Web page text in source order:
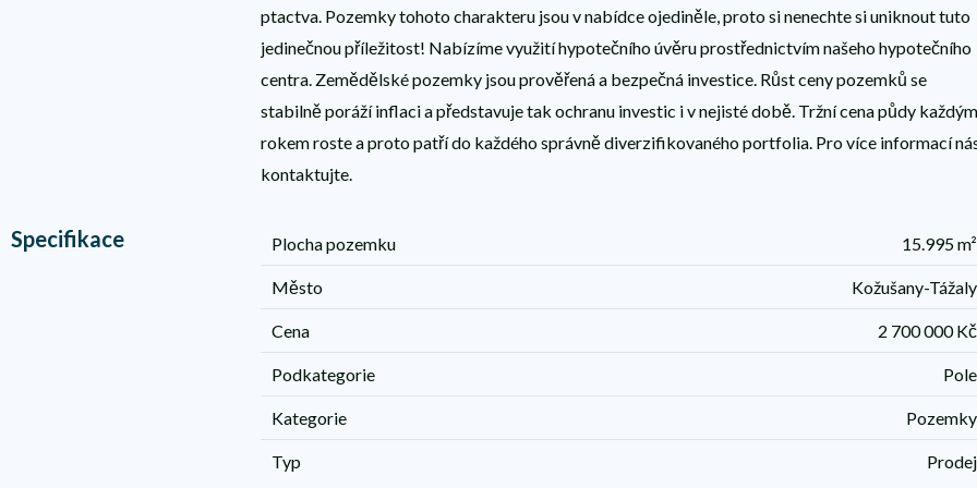
ptactva. Pozemky tohoto charakteru jsou v nabídce ojediněle, proto si nenechte si uniknout tuto
jedinečnou příležitost! Nabízíme využití hypotečního úvěru prostřednictvím našeho hypotečního
centra. Zemědělské pozemky jsou prověřená a bezpečná investice. Růst ceny pozemků se
stabilně poráží inflaci a představuje tak ochranu investic i v nejisté době. Tržní cena půdy každým
rokem roste a proto patří do každého správně diverzifikovaného portfolia. Pro více informací
kontaktujte.
Specifikace Plocha pozemku 15.995 m²
Město Kožušany-Tážaly
Cena 2 700 000 Kč
Podkategorie Pole
Kategorie Pozemky
Typ Prodej